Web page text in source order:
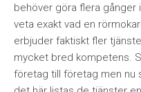
behöver göra flera gånger
veta exakt vad en
erbjuder faktiskt fler
mycket bred kompetens.
företag till företag men nu